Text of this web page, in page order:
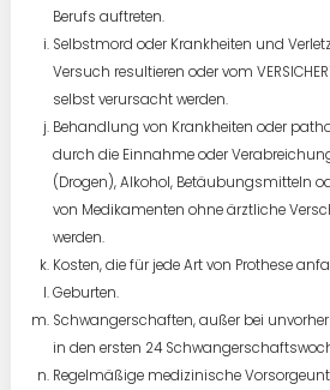
Berufs auftreten.
Selbstmord oder Krankheiten und
Versuch resultieren oder vom
selbst verursacht werden.
Behandlung von Krankheiten oder
durch die Einnahme oder
(Drogen), Alkohol, Betäubungsmitteln
von Medikamenten ohne ärztliche
werden.
Kosten, die für jede Art von Prothese
Geburten.
Schwangerschaften, außer bei
in den ersten 24
Regelmäßige medizinische